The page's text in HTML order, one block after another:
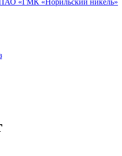
ПАО «ГМК «Норильский никель»